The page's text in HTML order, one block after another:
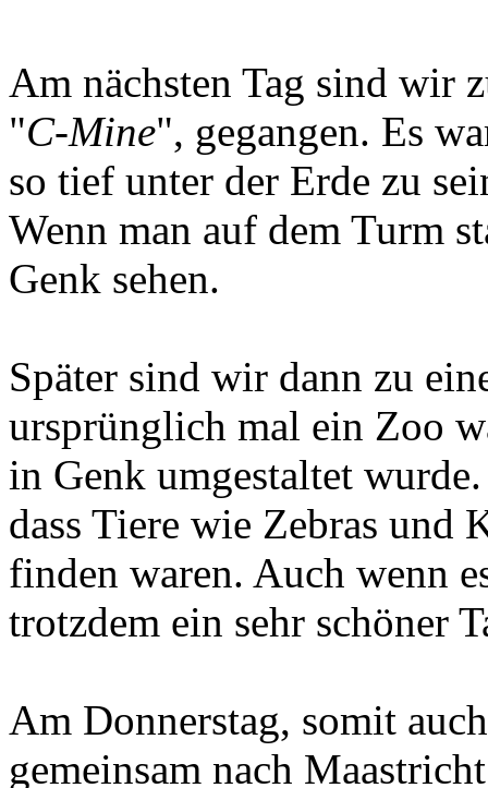
Am nächsten Tag sind wir
"C-Mine", gegangen. Es
so tief unter der Erde zu
Wenn man auf dem Turm
Genk sehen.
Später sind wir dann zu
ursprünglich mal ein Zoo
in Genk umgestaltet
dass Tiere wie Zebras und
finden waren. Auch wenn
trotzdem ein sehr schöner
Am Donnerstag, somit
gemeinsam nach